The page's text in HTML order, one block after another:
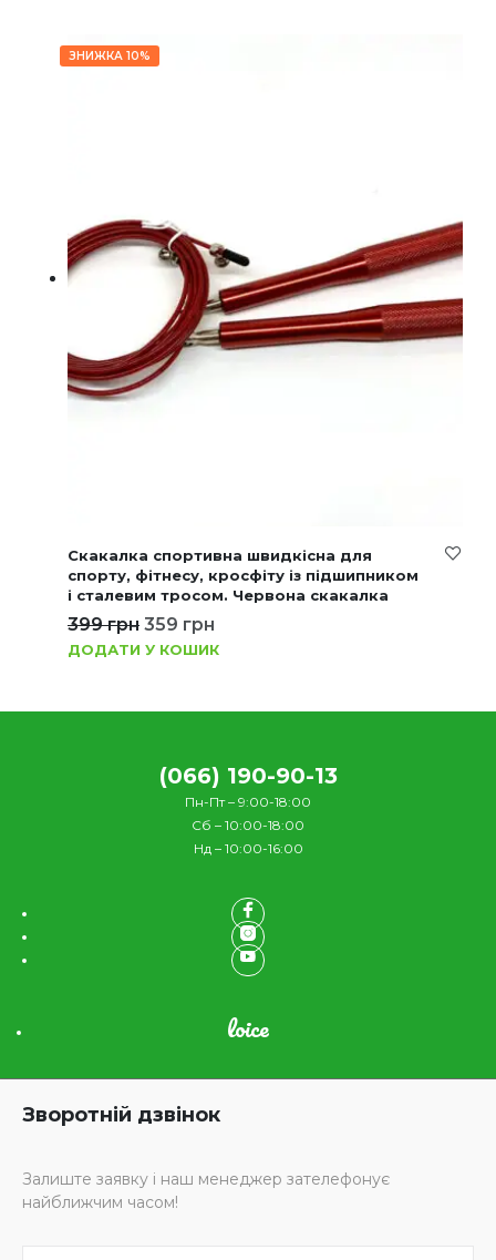
ЗНИЖКА 10%
Скакалка спортивна швидкісна для
спорту, фітнесу, кросфіту із підшипником
і сталевим тросом. Червона скакалка
399грн 359 грн
ДОДАТИ У КОШИК
(066) 190-90-13
Пн-Пт – 9:00-18:00
Сб – 10:00-18:00
Нд – 10:00-16:00
loice
Зворотній дзвінок
Залиште заявку і наш менеджер зателефонує
найближчим часом!